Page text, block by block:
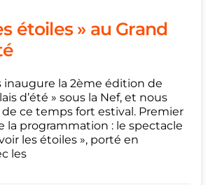
étoiles » au Grand
inaugure la 2ème édition de
d’été » sous la Nef, et nous
de ce temps fort estival. Premier
la programmation : le spectacle
les étoiles », porté en
les